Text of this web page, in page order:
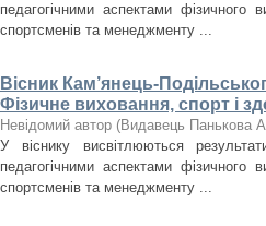
педагогічними аспектами фізичного
спортсменів та менеджменту ...
Вісник Кам’янець-
Фізичне виховання, спорт і
Невідомий автор (Видавець Панькова
У віснику висвітлюються
педагогічними аспектами фізичного
спортсменів та менеджменту ...